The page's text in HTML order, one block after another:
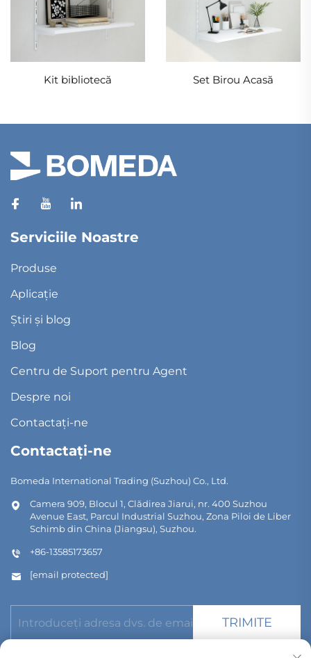
Kit bibliotecă Set Birou Acasă
Serviciile Noastre
Produse
Aplicație
Știri și blog
Blog
Centru de Suport pentru Agent
Despre noi
Contactați-ne
Contactați-ne
Bomeda International Trading (Suzhou) Co., Ltd.
Camera 909, Blocul 1, Clădirea Jiarui, nr. 400 Suzhou
Avenue East, Parcul Industrial Suzhou, Zona Piloi de Liber
Schimb din China (Jiangsu), Suzhou.
+86-13585173657
[email protected]
TRIMITE